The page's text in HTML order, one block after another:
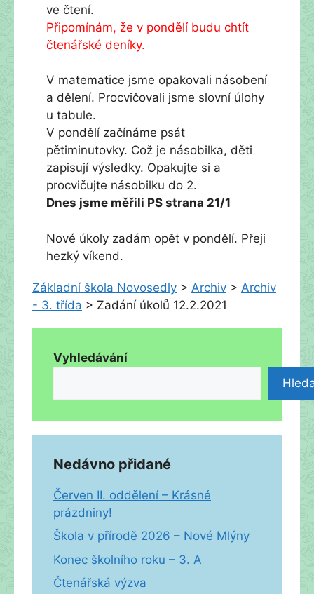
ve čtení.
Připomínám, že v pondělí budu chtít
čtenářské deníky.
V matematice jsme opakovali násobení
a dělení. Procvičovali jsme slovní úlohy
u tabule.
V pondělí začínáme psát
pětiminutovky. Což je násobilka, děti
zapisují výsledky. Opakujte si a
procvičujte násobilku do 2.
Dnes jsme měřili PS strana 21/1
Nové úkoly zadám opět v pondělí. Přeji
hezký víkend.
Základní škola Novosedly > Archiv > Archiv
- 3. třída > Zadání úkolů 12.2.2021
Vyhledávání
Nedávno přidané
Červen II. oddělení – Krásné
prázdniny!
Škola v přírodě 2026 – Nové Mlýny
Konec školního roku – 3. A
Čtenářská výzva